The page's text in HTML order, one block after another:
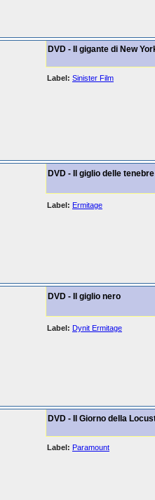
DVD - Il gigante di New
Label: Sinister Film
DVD - Il giglio delle tenebre
Label: Ermitage
DVD - Il giglio nero
Label: Dynit Ermitage
DVD - Il Giorno della
Label: Paramount